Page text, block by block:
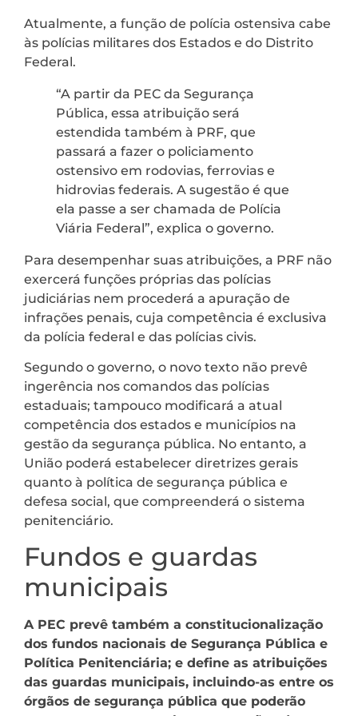
Atualmente, a função de polícia ostensiva cabe
às polícias militares dos Estados e do Distrito
Federal.
“A partir da PEC da Segurança
Pública, essa atribuição será
estendida também à PRF, que
passará a fazer o policiamento
ostensivo em rodovias, ferrovias e
hidrovias federais. A sugestão é que
ela passe a ser chamada de Polícia
Viária Federal”, explica o governo.
Para desempenhar suas atribuições, a PRF não
exercerá funções próprias das polícias
judiciárias nem procederá a apuração de
infrações penais, cuja competência é exclusiva
da polícia federal e das polícias civis.
Segundo o governo, o novo texto não prevê
ingerência nos comandos das polícias
estaduais; tampouco modificará a atual
competência dos estados e municípios na
gestão da segurança pública. No entanto, a
União poderá estabelecer diretrizes gerais
quanto à política de segurança pública e
defesa social, que compreenderá o sistema
penitenciário.
Fundos e guardas
municipais
A PEC prevê também a constitucionalização
dos fundos nacionais de Segurança Pública e
Política Penitenciária; e define as atribuições
das guardas municipais, incluindo-as entre os
órgãos de segurança pública que poderão